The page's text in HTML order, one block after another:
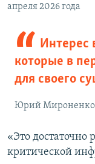
апреля 2026 года
Интерес
которые в
для своего
Юрий Мироненко
«Это
критической